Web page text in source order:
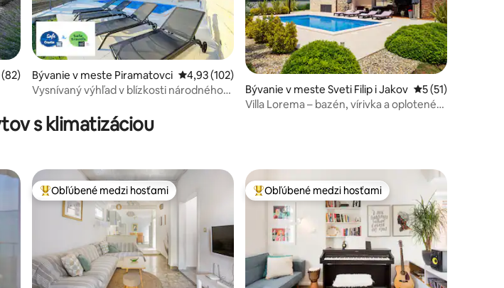
ohodnotenie 4,96 z 5, počet hodnotení: 82
Bývanie v meste Piramatovci Priemerné ohodnotenie 4,93 z 5, počet hodnotení: 102
4,93 (102)
Vysnívaný výhľad v blízkosti národného
Bývanie v meste Sveti Filip i Jakov Priemerné
5 (51)
Villa Lorema – bazén, vírivka a oplotené
s klimatizáciou
Najobľúbenejšie medzi hosťami
Obľúbené medzi hosťami Najobľúbenejšie medzi hosťami
Obľúbené medzi hosťami